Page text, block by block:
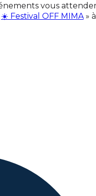
vous
☀️ Festival OFF MIMA »